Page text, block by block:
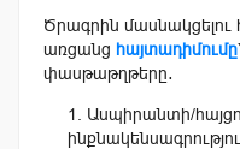
Ծրագրին
առցանց հայտադիմումը
փասթաթղթերը․
Ասպիրանտի/